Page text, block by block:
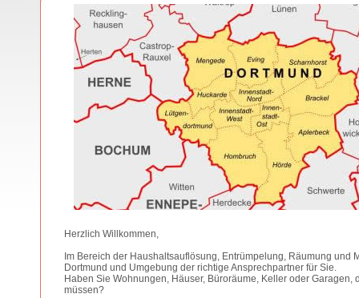
Herzlich Willkommen,
Im Bereich der Haushaltsauflösung, Entrümpelung, Räumung und
Dortmund und Umgebung der richtige Ansprechpartner für Sie.
Haben Sie Wohnungen, Häuser, Büroräume, Keller oder Garagen,
müssen?